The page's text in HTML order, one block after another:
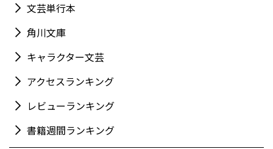
文芸単行本
角川文庫
キャラクター文芸
アクセスランキング
レビューランキング
書籍週間ランキング